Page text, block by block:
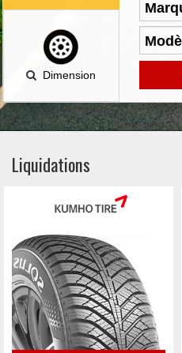
Dimension
Liquidations